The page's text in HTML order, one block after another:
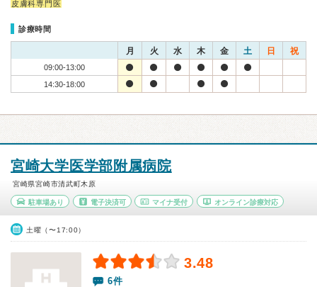
皮膚科専門医
診療時間
月 火 水 木 金 土 日 祝
09:00-13:00
14:30-18:00
宮崎大学医学部附属病院
宮崎県宮崎市清武町木原
駐車場あり 電子決済可 マイナ受付 オンライン診療対応
土曜（〜17:00）
3.48
6件